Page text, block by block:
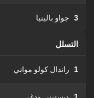
3 جواو بالينيا
التسلل
1 راندال كولو مواني